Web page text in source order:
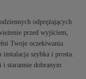
odprężających
przed wyjściem,
Twoje oczekiwania.
szybka i prosta.
i starannie dobranym